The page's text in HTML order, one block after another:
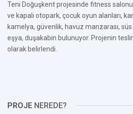
Teni Doğuşkent projesinde fitness
ve kapalı otopark, çocuk oyun alanları,
kamelya, güvenlik, havuz manzarası,
eşya, duşakabin bulunuyor. Projenin
olarak belirlendi.
PROJE NEREDE?